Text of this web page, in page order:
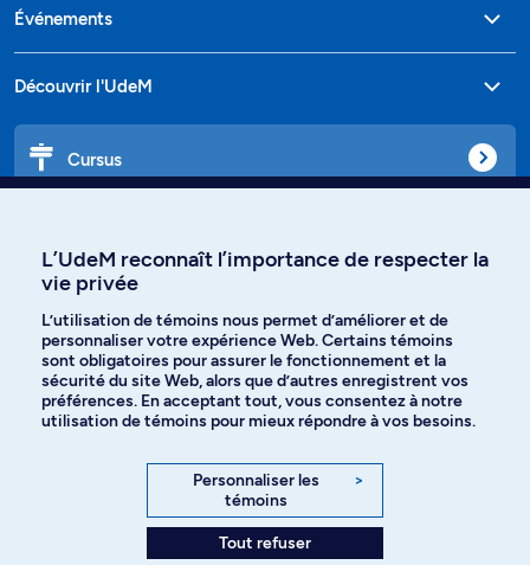
Événements
Découvrir l'UdeM
Cursus
Langues
Facebook Instagram
YouTube
L’UdeM reconnaît l’importance de respecter la
vie privée
L’utilisation de témoins nous permet d’améliorer et de
personnaliser votre expérience Web. Certains témoins
sont obligatoires pour assurer le fonctionnement et la
sécurité du site Web, alors que d’autres enregistrent vos
préférences. En acceptant tout, vous consentez à notre
utilisation de témoins pour mieux répondre à vos besoins.
Personnaliser les
témoins
>
Tout refuser